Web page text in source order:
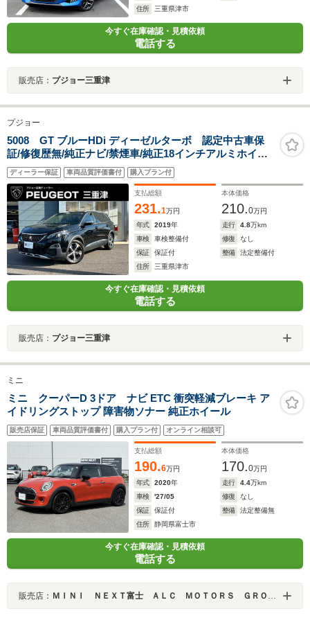
住所
三重県津市
今すぐ在庫確認・見積依頼
電話する
販売店： プジョー三重津
プジョー
5008 GT ブルーHDi ディーゼルターボ 認定中古車保
証/修復歴無/純正ナビ/禁煙車/純正18インチアルミホイー
ル/ETC/コントロール/LEDヘッドライト/バックモニター/
ブラインドスポットモニター/ルーフレール
ディーラー保証 車両品質評価書付 購入プラン付
支払総額
231.1万円
本体価格
210.0万円
年式
2019年 走行 4.8万km
車検
車検整備付 修復
なし
保証
保証付 整備
法定整備付
住所
三重県津市
今すぐ在庫確認・見積依頼
電話する
販売店： プジョー三重津
ミニ
ミニ クーパーD 3ドア ナビ ETC 衝突軽減ブレーキ ア
イドリングストップ 障害物ソナー 純正ホイール
販売店保証 車両品質評価書付 購入プラン付 オンライン相談可
支払総額
190.6万円
本体価格
170.0万円
年式
2020年 走行 4.4万km
車検
'27/05 修復
なし
保証
保証付 整備
法定整備無
住所
静岡県富士市
今すぐ在庫確認・見積依頼
電話する
販売店： ＭＩＮＩ ＮＥＸＴ富士 ＡＬＣ ＭＯＴＯＲＳ ＧＲＯＵＰ